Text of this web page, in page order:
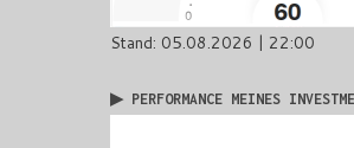
Stand: 05.08.2026 | 22:00
▶ PERFORMANCE MEINES